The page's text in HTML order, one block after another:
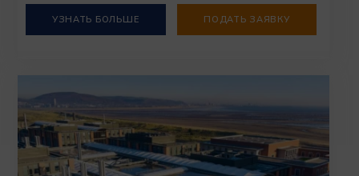
УЗНАТЬ БОЛЬШЕ ПОДАТЬ ЗАЯВКУ